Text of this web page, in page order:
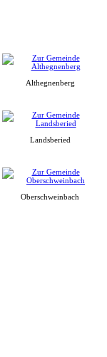
Althegnenberg
Landsberied
Oberschweinbach